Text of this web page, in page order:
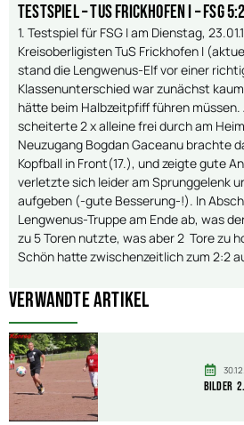
Testspiel – TuS Frickhofen I – FSG
1. Testspiel für FSG I am Dienstag,
Kreisoberligisten TuS Frickhofen I
stand die Lengwenus-Elf vor einer
Klassenunterschied war zunächst
hätte beim Halbzeitpfiff führen müssen.
scheiterte 2 x alleine frei durch am
Neuzugang Bogdan Gaceanu brachte
Kopfball in Front(17.), und zeigte gute
verletzte sich leider am Sprunggelenk
aufgeben (-gute Besserung-!). In
Lengwenus-Truppe am Ende ab, was
zu 5 Toren nutzte, was aber 2 Tore zu
Schön hatte zwischenzeitlich zum 2:2
Verwandte Artikel
Bilder